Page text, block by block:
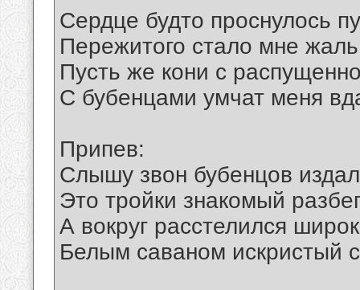
Сердце будто проснулось
Пережитого стало мне
Пусть же кони с
С бубенцами умчат меня
Припев:
Слышу звон бубенцов
Это тройки знакомый
А вокруг расстелился
Белым саваном искристый